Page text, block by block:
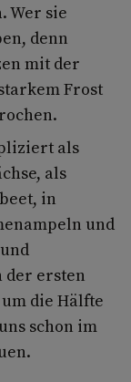
. Wer sie
denn
mit der
Frost
als
als
in
und
der ersten
die Hälfte
schon im